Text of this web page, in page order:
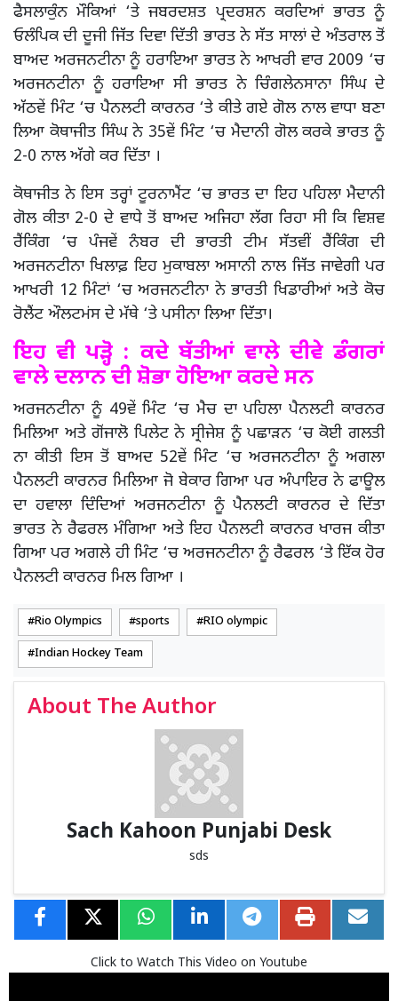
ਫੈਸਲਾਕੁੰਨ ਮੌਕਿਆਂ ‘ਤੇ ਜਬਰਦਸ਼ਤ ਪ੍ਰਦਰਸ਼ਨ ਕਰਦਿਆਂ ਭਾਰਤ ਨੂੰ
ਓਲੰਪਿਕ ਦੀ ਦੂਜੀ ਜਿੱਤ ਦਿਵਾ ਦਿੱਤੀ ਭਾਰਤ ਨੇ ਸੱਤ ਸਾਲਾਂ ਦੇ ਅੰਤਰਾਲ ਤੋਂ
ਬਾਅਦ ਅਰਜਨਟੀਨਾ ਨੂੰ ਹਰਾਇਆ ਭਾਰਤ ਨੇ ਆਖਰੀ ਵਾਰ 2009 ‘ਚ
ਅਰਜਨਟੀਨਾ ਨੂੰ ਹਰਾਇਆ ਸੀ ਭਾਰਤ ਨੇ ਚਿੰਗਲੇਨਸਾਨਾ ਸਿੰਘ ਦੇ
ਅੱਠਵੇਂ ਮਿੰਟ ‘ਚ ਪੈਨਲਟੀ ਕਾਰਨਰ ‘ਤੇ ਕੀਤੇ ਗਏ ਗੋਲ ਨਾਲ ਵਾਧਾ ਬਣਾ
ਲਿਆ ਕੋਥਾਜੀਤ ਸਿੰਘ ਨੇ 35ਵੇਂ ਮਿੰਟ ‘ਚ ਮੈਦਾਨੀ ਗੋਲ ਕਰਕੇ ਭਾਰਤ ਨੂੰ
2-0 ਨਾਲ ਅੱਗੇ ਕਰ ਦਿੱਤਾ ।
ਕੋਥਾਜੀਤ ਨੇ ਇਸ ਤਰ੍ਹਾਂ ਟੂਰਨਾਮੈਂਟ ‘ਚ ਭਾਰਤ ਦਾ ਇਹ ਪਹਿਲਾ ਮੈਦਾਨੀ
ਗੋਲ ਕੀਤਾ 2-0 ਦੇ ਵਾਧੇ ਤੋਂ ਬਾਅਦ ਅਜਿਹਾ ਲੱਗ ਰਿਹਾ ਸੀ ਕਿ ਵਿਸ਼ਵ
ਰੈਂਕਿੰਗ ‘ਚ ਪੰਜਵੇਂ ਨੰਬਰ ਦੀ ਭਾਰਤੀ ਟੀਮ ਸੱਤਵੀਂ ਰੈਂਕਿੰਗ ਦੀ
ਅਰਜਨਟੀਨਾ ਖਿਲਾਫ਼ ਇਹ ਮੁਕਾਬਲਾ ਅਸਾਨੀ ਨਾਲ ਜਿੱਤ ਜਾਵੇਗੀ ਪਰ
ਆਖਰੀ 12 ਮਿੰਟਾਂ ‘ਚ ਅਰਜਨਟੀਨਾ ਨੇ ਭਾਰਤੀ ਖਿਡਾਰੀਆਂ ਅਤੇ ਕੋਚ
ਰੋਲੈਂਟ ਔਲਟਮਂਸ ਦੇ ਮੱਥੇ ‘ਤੇ ਪਸੀਨਾ ਲਿਆ ਦਿੱਤਾ।
ਇਹ ਵੀ ਪੜ੍ਹੋ : ਕਦੇ ਬੱਤੀਆਂ ਵਾਲੇ ਦੀਵੇ ਡੰਗਰਾਂ
ਵਾਲੇ ਦਲਾਨ ਦੀ ਸ਼ੋਭਾ ਹੋਇਆ ਕਰਦੇ ਸਨ
ਅਰਜਨਟੀਨਾ ਨੂੰ 49ਵੇਂ ਮਿੰਟ ‘ਚ ਮੈਚ ਦਾ ਪਹਿਲਾ ਪੈਨਲਟੀ ਕਾਰਨਰ
ਮਿਲਿਆ ਅਤੇ ਗੋਂਜਾਲੋ ਪਿਲੇਟ ਨੇ ਸ੍ਰੀਜੇਸ਼ ਨੂੰ ਪਛਾੜਨ ‘ਚ ਕੋਈ ਗਲਤੀ
ਨਾ ਕੀਤੀ ਇਸ ਤੋਂ ਬਾਅਦ 52ਵੇਂ ਮਿੰਟ ‘ਚ ਅਰਜਨਟੀਨਾ ਨੂੰ ਅਗਲਾ
ਪੈਨਲਟੀ ਕਾਰਨਰ ਮਿਲਿਆ ਜੋ ਬੇਕਾਰ ਗਿਆ ਪਰ ਅੰਪਾਇਰ ਨੇ ਫਾਊਲ
ਦਾ ਹਵਾਲਾ ਦਿੰਦਿਆਂ ਅਰਜਨਟੀਨਾ ਨੂੰ ਪੈਨਲਟੀ ਕਾਰਨਰ ਦੇ ਦਿੱਤਾ
ਭਾਰਤ ਨੇ ਰੈਫਰਲ ਮੰਗਿਆ ਅਤੇ ਇਹ ਪੈਨਲਟੀ ਕਾਰਨਰ ਖਾਰਜ ਕੀਤਾ
ਗਿਆ ਪਰ ਅਗਲੇ ਹੀ ਮਿੰਟ ‘ਚ ਅਰਜਨਟੀਨਾ ਨੂੰ ਰੈਫਰਲ ‘ਤੇ ਇੱਕ ਹੋਰ
ਪੈਨਲਟੀ ਕਾਰਨਰ ਮਿਲ ਗਿਆ ।
Rio Olympics sports RIO olympic
Indian Hockey Team
About The Author
Sach Kahoon Punjabi Desk
sds
Click to Watch This Video on Youtube